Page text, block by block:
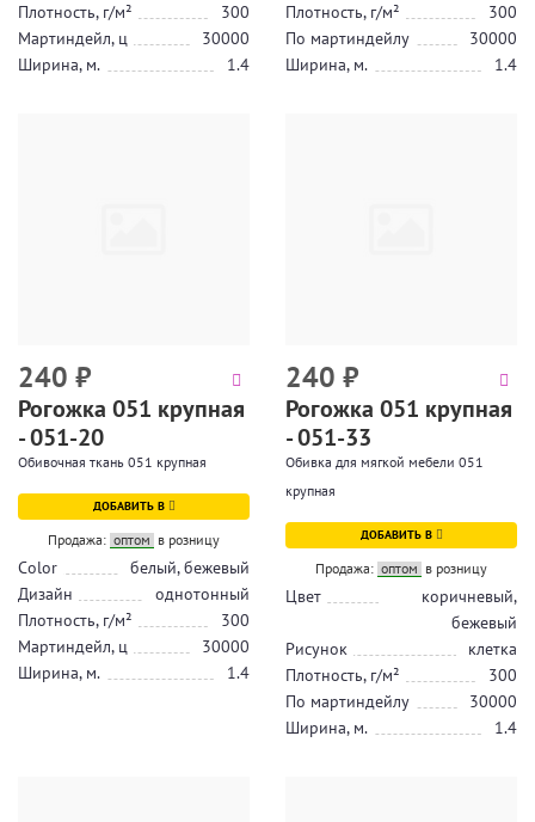
Плотность, г/м²
300
Мартиндейл, ц
30000
Ширина, м.
1.4
Плотность, г/м²
300
По мартиндейлу
30000
Ширина, м.
1.4
240 ₽
Рогожка 051 крупная
- 051-20
Обивочная ткань 051 крупная
ДОБАВИТЬ В
Продажа: оптом в розницу
Color
белый, бежевый
Дизайн
однотонный
Плотность, г/м²
300
Мартиндейл, ц
30000
Ширина, м.
1.4
240 ₽
Рогожка 051 крупная
- 051-33
Обивка для мягкой мебели 051
крупная
ДОБАВИТЬ В
Продажа: оптом в розницу
Цвет
коричневый,
бежевый
Рисунок
клетка
Плотность, г/м²
300
По мартиндейлу
30000
Ширина, м.
1.4